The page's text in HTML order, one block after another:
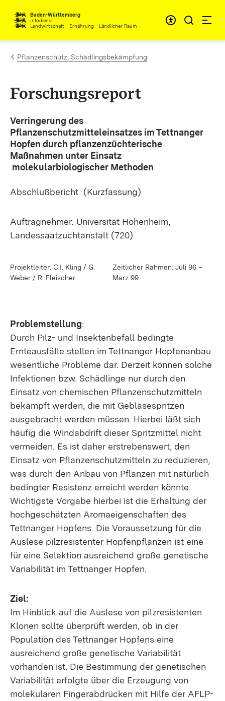
Zum Inhalt springen
Baden-Württemberg
Infodienst
Landwirtschaft - Ernährung - Ländlicher Raum
Pflanzenschutz, Schädlingsbekämpfung
Forschungsreport
Verringerung des
Pflanzenschutzmitteleinsatzes im Tettnanger
Hopfen durch pflanzenzüchterische
Maßnahmen unter Einsatz
molekularbiologischer Methoden
Abschlußbericht (Kurzfassung)
Auftragnehmer: Universität Hohenheim,
Landessaatzuchtanstalt (720)
Projektleiter: C.I. Kling / G.
Weber / R. Fleischer
Zeitlicher Rahmen: Juli 96 –
März 99
Problemstellung:
Durch Pilz- und Insektenbefall bedingte
Ernteausfälle stellen im Tettnanger Hopfenanbau
wesentliche Probleme dar. Derzeit können solche
Infektionen bzw. Schädlinge nur durch den
Einsatz von chemischen Pflanzenschutzmitteln
bekämpft werden, die mit Gebläsespritzen
ausgebracht werden müssen. Hierbei läßt sich
häufig die Windabdrift dieser Spritzmittel nicht
vermeiden. Es ist daher erstrebenswert, den
Einsatz von Pflanzenschutzmitteln zu reduzieren,
was durch den Anbau von Pflanzen mit natürlich
bedingter Resistenz erreicht werden könnte.
Wichtigste Vorgabe hierbei ist die Erhaltung der
hochgeschätzten Aromaeigenschaften des
Tettnanger Hopfens. Die Voraussetzung für die
Auslese pilzresistenter Hopfenpflanzen ist eine
für eine Selektion ausreichend große genetische
Variabilität im Tettnanger Hopfen.
Ziel:
Im Hinblick auf die Auslese von pilzresistenten
Klonen sollte überprüft werden, ob in der
Population des Tettnanger Hopfens eine
ausreichend große genetische Variabilität
vorhanden ist. Die Bestimmung der genetischen
Variabilität erfolgte über die Erzeugung von
molekularen Fingerabdrücken mit Hilfe der AFLP-